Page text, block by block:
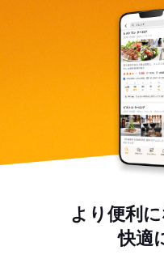
より便利
快適